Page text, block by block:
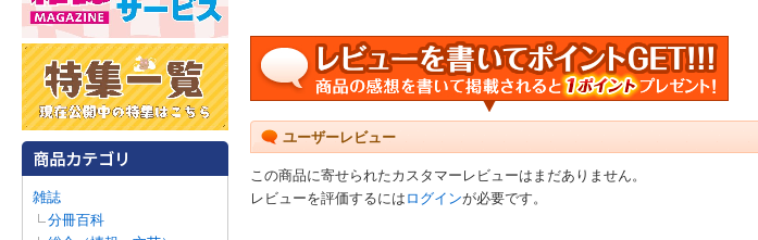
雑誌
分冊百科
ユーザーレビュー
この商品に寄せられたカスタマーレビューはまだありません。
レビューを評価するには ログインが必要です。